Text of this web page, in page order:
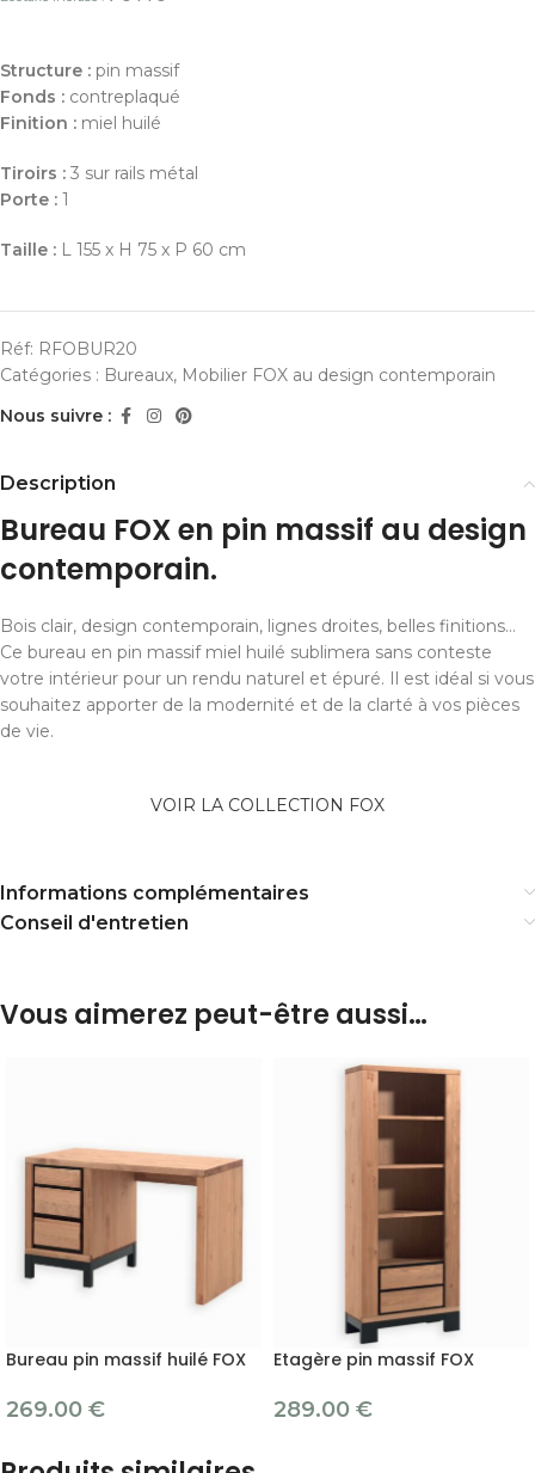
Structure : pin massif
Fonds : contreplaqué
Finition : miel huilé
Tiroirs : 3 sur rails métal
Porte : 1
Taille : L 155 x H 75 x P 60 cm
Réf: RFOBUR20
Catégories : Bureaux, Mobilier FOX au design contemporain
Nous suivre :
Description
Bureau FOX en pin massif au design
contemporain.
Bois clair, design contemporain, lignes droites, belles finitions…
Ce bureau en pin massif miel huilé sublimera sans conteste
votre intérieur pour un rendu naturel et épuré. Il est idéal si vous
souhaitez apporter de la modernité et de la clarté à vos pièces
de vie.
VOIR LA COLLECTION FOX
Informations complémentaires
Conseil d'entretien
Vous aimerez peut-être aussi…
Bureau pin massif huilé FOX
269.00 €
Etagère pin massif FOX
289.00 €